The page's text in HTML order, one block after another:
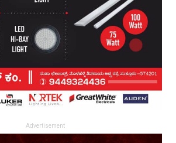
Advertisement